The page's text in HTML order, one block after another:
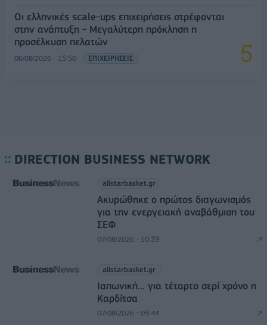
Οι ελληνικές scale-ups επιχειρήσεις στρέφονται
στην ανάπτυξη - Μεγαλύτερη πρόκληση η
προσέλκυση πελατών
06/08/2026 - 15:56 ΕΠΙΧΕΙΡΗΣΕΙΣ
DIRECTION BUSINESS NETWORK
allstarbasket.gr
Ακυρώθηκε ο πρώτος διαγωνισμός
για την ενεργειακή αναβάθμιση του
ΣΕΦ
07/08/2026 - 10:39
allstarbasket.gr
Ιαπωνική... για τέταρτο σερί χρόνο η
Καρδίτσα
07/08/2026 - 09:44